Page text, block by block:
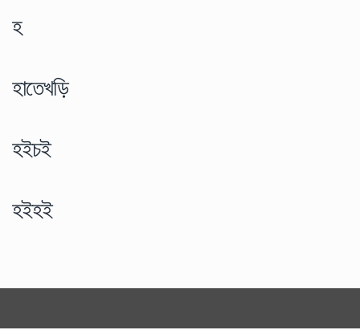
হ
হাতেখড়ি
হইচই
হইহই